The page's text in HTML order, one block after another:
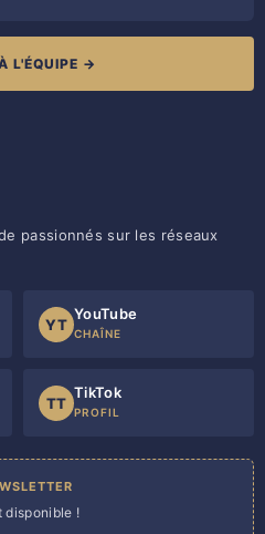
L'ÉQUIPE →
passionnés sur les réseaux
YT
YouTube
CHAÎNE
TT
TikTok
PROFIL
disponible !